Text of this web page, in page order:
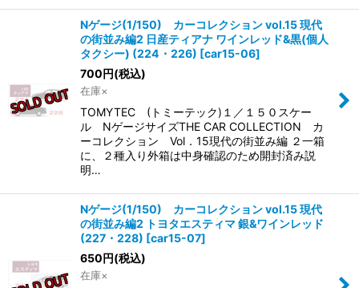
Nゲージ(1/150) カーコレクション vol.15 現代
の街並み編2 日産ティアナ ワインレッド&黒(個人
タクシー) (224・226) [car15-06]
700円(税込)
在庫×
TOMYTEC (トミーテック)１／１５０スケー
ル NゲージサイズTHE CAR COLLECTION カ
ーコレクション Vol．15現代の街並み編 ２一箱
に、２種入り外箱は中身確認のため開封済み説
明…
Nゲージ(1/150) カーコレクション vol.15 現代
の街並み編2 トヨタエスティマ 銀&ワインレッド
(227・228) [car15-07]
650円(税込)
在庫×